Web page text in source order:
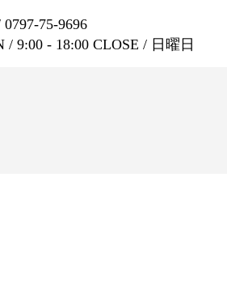
0797-75-9696
/ 9:00 - 18:00 CLOSE / 日曜日